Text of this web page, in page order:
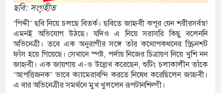
লোকশিল্পী স্বাগত দে আর নেই, শোকের ছায়া বাংলা
বাংলাদেশিদের সতর্ক করল ঢাকাস্থ ভারতীয়
থেকে জাতীয় গ্রিডে গ্যাস সরবরাহ বেড়ে
ছবি: সংগৃহীত
‘পিদ্দী’ ছবি নিয়ে চলছে বিতর্ক। ছবিতে জাহ্নবী কপূর যেন শরীরসর্বস্ব!
এমনই অভিযোগ উঠছে। যদিও এ নিয়ে সরাসরি কিছু বলেননি
অভিনেত্রী। তবে এক অনুরাগীর সঙ্গে তাঁর কথোপকথনের স্ক্রিনশট
ফাঁস হয়ে গিয়েছে। সেখানে স্পষ্ট, পর্দায় নিজের চিত্রায়ণ নিয়ে খুশি নন
জাহ্নবী। এক জায়গায় এ-ও উল্লেখ করেছেন, শুটিং চলাকালীন তাঁকে
‘আপত্তিজনক’ ভাবে ক্যামেরাবন্দি করতে নিষেধ করেছিলেন জাহ্নবী।
এ বার অভিনেত্রীর সমর্থনে মুখ খুললেন রূপটানশিল্পী।